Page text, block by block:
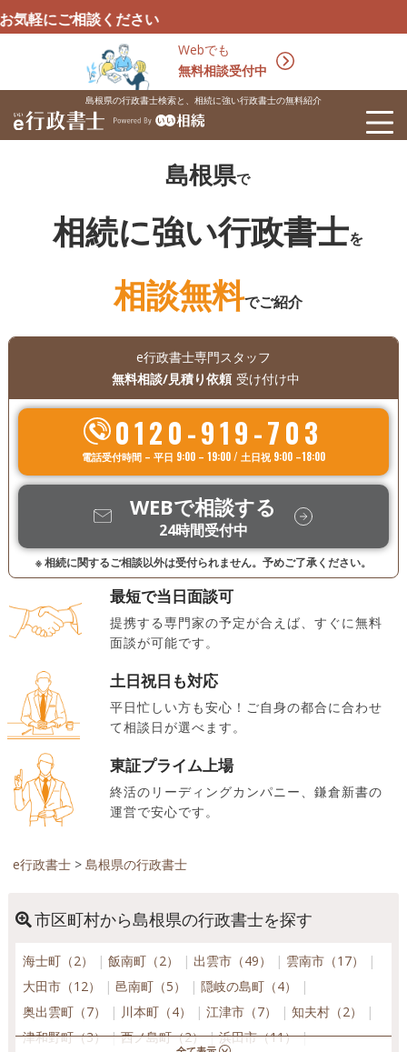
Webでも
無料相談受付中
ください
島根県の行政書士検索と、相続に強い行政書士の無料紹介
島根県で
相続に強い行政書士を
相談無料でご紹介
e行政書士専門スタッフ
無料相談/見積り依頼 受け付け中
0120-919-703
電話受付時間 – 平日 9:00 – 19:00 / 土日祝 9:00 –18:00
WEBで相談する
24時間受付中
※ 相続に関するご相談以外は受付られません。予めご了承ください。
最短で当日面談可
提携する専門家の予定が合えば、すぐに無料
面談が可能です。
土日祝日も対応
平日忙しい方も安心！ご自身の都合に合わせ
て相談日が選べます。
東証プライム上場
終活のリーディングカンパニー、鎌倉新書の
運営で安心です。
e行政書士> 島根県の行政書士
市区町村から島根県の行政書士を探す
海士町（2） 飯南町（2） 出雲市（49）
雲南市（17）
大田市（12）
邑南町（5）
隠岐の島町（4）
奥出雲町（7）
川本町（4） 江津市（7）
知夫村（2）
津和野町（3）
西ノ島町（2）
浜田市（11）